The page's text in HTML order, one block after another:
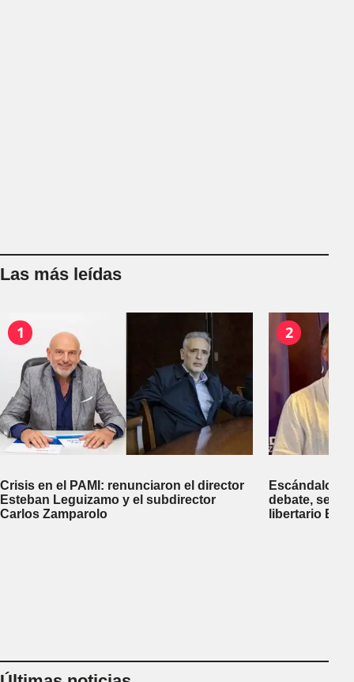
Las más leídas
1
Crisis en el PAMI: renunciaron el director
Esteban Leguizamo y el subdirector
Carlos Zamparolo
2
Escándalo
debate, se
libertario